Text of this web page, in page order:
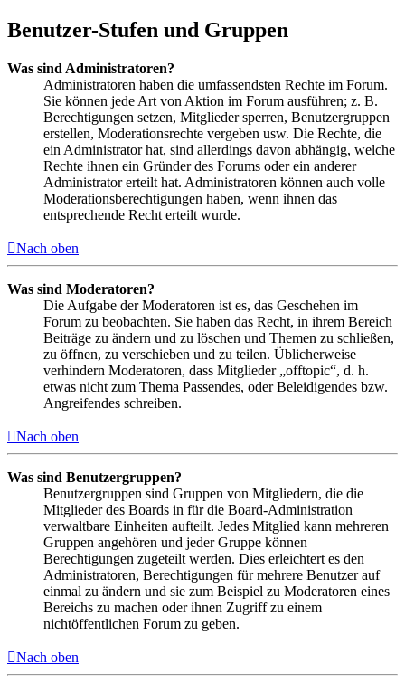
Benutzer-Stufen und Gruppen
Was sind Administratoren?
Administratoren haben die umfassendsten Rechte im Forum.
Sie können jede Art von Aktion im Forum ausführen; z. B.
Berechtigungen setzen, Mitglieder sperren, Benutzergruppen
erstellen, Moderationsrechte vergeben usw. Die Rechte, die
ein Administrator hat, sind allerdings davon abhängig, welche
Rechte ihnen ein Gründer des Forums oder ein anderer
Administrator erteilt hat. Administratoren können auch volle
Moderationsberechtigungen haben, wenn ihnen das
entsprechende Recht erteilt wurde.
Nach oben
Was sind Moderatoren?
Die Aufgabe der Moderatoren ist es, das Geschehen im
Forum zu beobachten. Sie haben das Recht, in ihrem Bereich
Beiträge zu ändern und zu löschen und Themen zu schließen,
zu öffnen, zu verschieben und zu teilen. Üblicherweise
verhindern Moderatoren, dass Mitglieder „offtopic“, d. h.
etwas nicht zum Thema Passendes, oder Beleidigendes bzw.
Angreifendes schreiben.
Nach oben
Was sind Benutzergruppen?
Benutzergruppen sind Gruppen von Mitgliedern, die die
Mitglieder des Boards in für die Board-Administration
verwaltbare Einheiten aufteilt. Jedes Mitglied kann mehreren
Gruppen angehören und jeder Gruppe können
Berechtigungen zugeteilt werden. Dies erleichtert es den
Administratoren, Berechtigungen für mehrere Benutzer auf
einmal zu ändern und sie zum Beispiel zu Moderatoren eines
Bereichs zu machen oder ihnen Zugriff zu einem
nichtöffentlichen Forum zu geben.
Nach oben